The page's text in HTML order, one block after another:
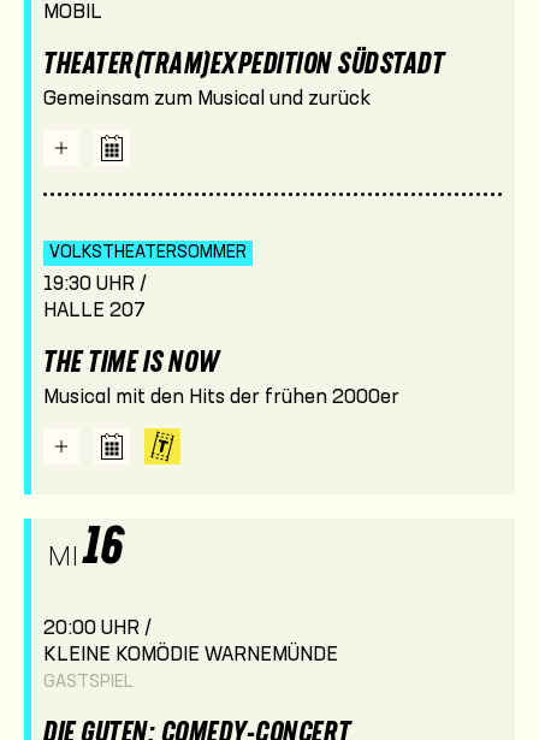
MOBIL
THEATER(TRAM)EXPEDITION SÜDSTADT
Gemeinsam zum Musical und zurück
VOLKSTHEATER­SOMMER
19:30 UHR /
HALLE 207
THE TIME IS NOW
Musical mit den Hits der frühen 2000er
MI 16
20:00 UHR /
KLEINE KOMÖDIE WARNEMÜNDE
GASTSPIEL